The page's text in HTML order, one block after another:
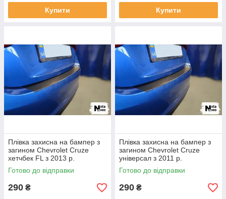
Купити Купити
Плівка захисна на бампер з
загином Chevrolet Cruze
хетчбек FL з 2013 р.
Готово до відправки
290 ₴
Плівка захисна на бампер з
загином Chevrolet Cruze
універсал з 2011 р.
Готово до відправки
290 ₴